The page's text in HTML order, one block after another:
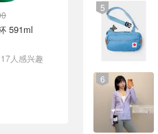
591ml
人感兴趣